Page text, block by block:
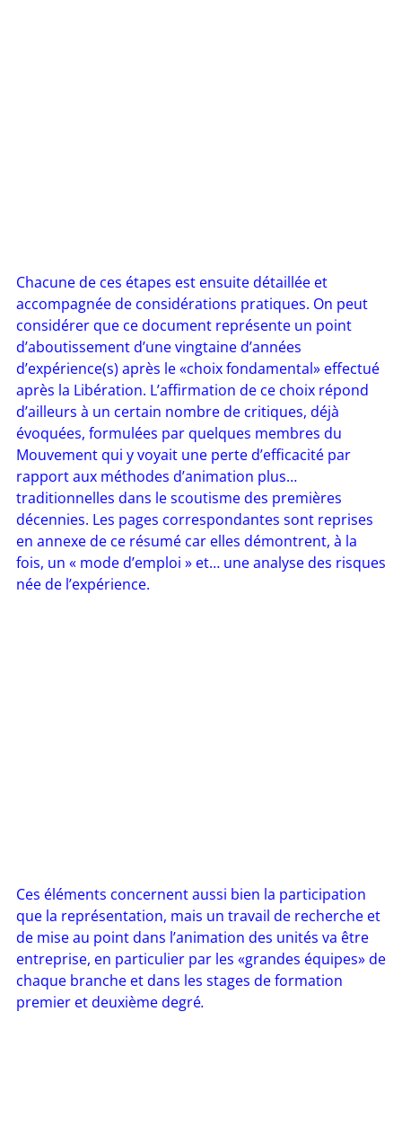
Chacune de ces étapes est ensuite détaillée et
accompagnée de considérations pratiques. On peut
considérer que ce document représente un point
d’aboutissement d’une vingtaine d’années
d’expérience(s) après le «choix fondamental» effectué
après la Libération. L’affirmation de ce choix répond
d’ailleurs à un certain nombre de critiques, déjà
évoquées, formulées par quelques membres du
Mouvement qui y voyait une perte d’efficacité par
rapport aux méthodes d’animation plus…
traditionnelles dans le scoutisme des premières
décennies. Les pages correspondantes sont reprises
en annexe de ce résumé car elles démontrent, à la
fois, un « mode d’emploi » et… une analyse des risques
née de l’expérience.
Ces éléments concernent aussi bien la participation
que la représentation, mais un travail de recherche et
de mise au point dans l’animation des unités va être
entreprise, en particulier par les «grandes équipes» de
chaque branche et dans les stages de formation
premier et deuxième degré.